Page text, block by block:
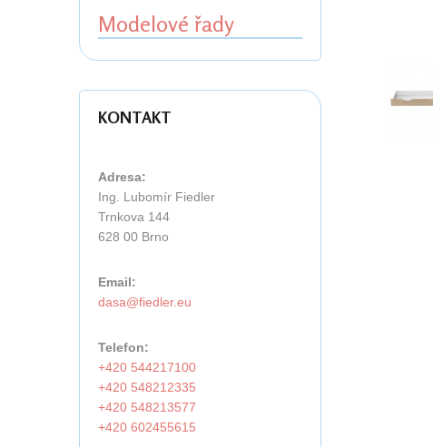
Modelové řady
KONTAKT
Adresa:
Ing. Lubomír Fiedler
Trnkova 144
628 00 Brno
Email:
Telefon:
+420 544217100
+420 548212335
+420 548213577
+420 602455615